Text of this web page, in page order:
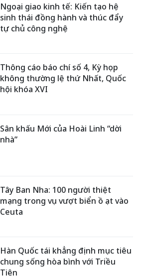
Ngoại giao kinh tế: Kiến tạo hệ
sinh thái đồng hành và thúc đẩy
tự chủ công nghệ
Thông cáo báo chí số 4, Kỳ họp
không thường lệ thứ Nhất, Quốc
hội khóa XVI
Sân khấu Mới của Hoài Linh “dời
nhà”
Tây Ban Nha: 100 người thiệt
mạng trong vụ vượt biển ồ ạt vào
Ceuta
Hàn Quốc tái khẳng định mục tiêu
chung sống hòa bình với Triều
Tiên